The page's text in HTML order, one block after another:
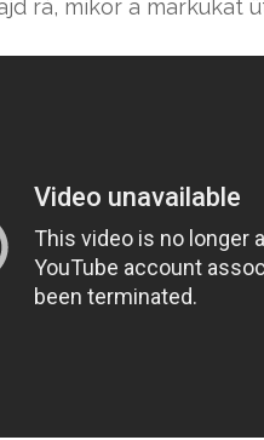
rá, mikor a markukat